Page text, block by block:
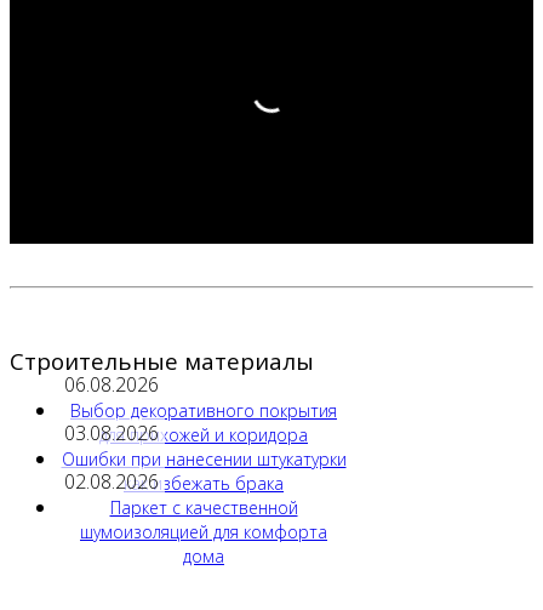
Строительные материалы
06.08.2026
Выбор декоративного покрытия
для прихожей и коридора
03.08.2026
Ошибки при нанесении штукатурки
как избежать брака
02.08.2026
Паркет с качественной
шумоизоляцией для комфорта
дома